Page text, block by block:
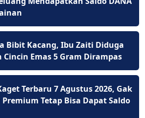
Bibit Kacang, Ibu Zaiti Diduga
Cincin Emas 5 Gram Dirampas
Terbaru 7 Agustus 2026, Gak
Tetap Bisa Dapat Saldo